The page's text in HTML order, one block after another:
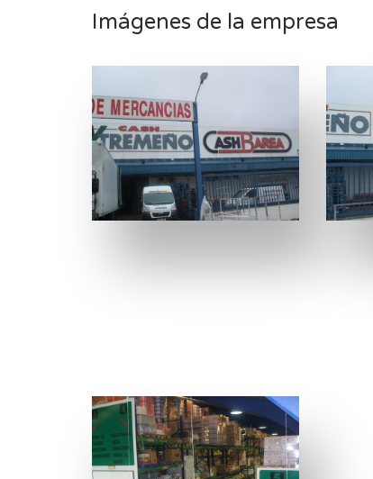
Imágenes de la empresa